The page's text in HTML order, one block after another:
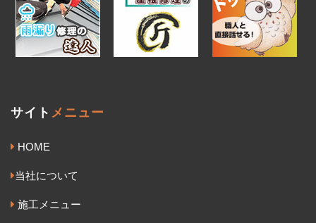
サイト メニュー
HOME
当社について
施工メニュー